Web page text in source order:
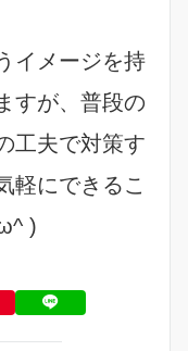
イメージを持
すが、普段の
工夫で対策す
軽にできるこ
)